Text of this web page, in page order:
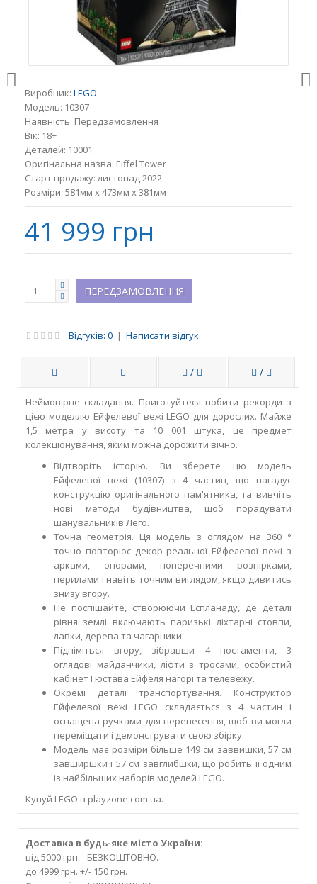
Виробник: LEGO
Модель: 10307
Наявність: Передзамовлення
Вік: 18+
Деталей: 10001
Оригінальна назва: Eiffel Tower
Старт продажу: листопад 2022
Розміри: 581мм x 473мм x 381мм
41 999 грн
Відгуків: 0 | Написати відгук
/ /
Неймовірне складання. Приготуйтеся побити рекорди з
цією моделлю Ейфелевої вежі LEGO для дорослих. Майже
1,5 метра у висоту та 10 001 штука, це предмет
колекціонування, яким можна дорожити вічно.
Відтворіть історію. Ви зберете цю модель
Ейфелевої вежі (10307) з 4 частин, що нагадує
конструкцію оригінального пам'ятника, та вивчіть
нові методи будівництва, щоб порадувати
шанувальників Лего.
Точна геометрія. Ця модель з оглядом на 360 °
точно повторює декор реальної Ейфелевої вежі з
арками, опорами, поперечними розпірками,
перилами і навіть точним виглядом, якщо дивитись
знизу вгору.
Не поспішайте, створюючи Еспланаду, де деталі
рівня землі включають паризькі ліхтарні стовпи,
лавки, дерева та чагарники.
Підніміться вгору, зібравши 4 постаменти, 3
оглядові майданчики, ліфти з тросами, особистий
кабінет Гюстава Ейфеля нагорі та телевежу.
Окремі деталі транспортування. Конструктор
Ейфелевої вежі LEGO складається з 4 частин і
оснащена ручками для перенесення, щоб ви могли
переміщати і демонструвати свою збірку.
Модель має розміри більше 149 см заввишки, 57 см
завширшки і 57 см завглибшки, що робить її одним
із найбільших наборів моделей LEGO.
Купуй LEGO в playzone.com.ua.
Доставка в будь-яке місто України:
від 5000 грн. - БЕЗКОШТОВНО.
до 4999 грн. +/- 150 грн.